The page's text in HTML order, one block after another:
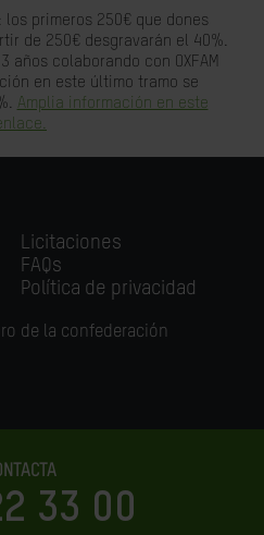
los primeros 250€ que dones
de 250€ desgravarán el 40%.
años colaborando con OXFAM
en este último tramo se
Amplia información en este
Licitaciones
FAQs
Política de privacidad
de la confederación
33 00